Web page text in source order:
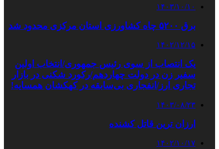
۱۴۰۳/۱۰/۱۰
برق ۵۲۰۰ چاه کشاورزی استان مرکزی محدود شد
۱۴۰۲/۱۲/۱۵
یک انتصاب از سوی رئیس جمهوری/انتخاب اولین
سفیر زن در دولت چهاردهم/رکورد شکنی در بازار
تجاری ارز/انفجاری بی‌سابقه در کهکشان همسایه!
۱۴۰۳/۰۸/۲۳
ارزان ترین قاتل کشنده
۱۴۰۲/۱۰/۱۷